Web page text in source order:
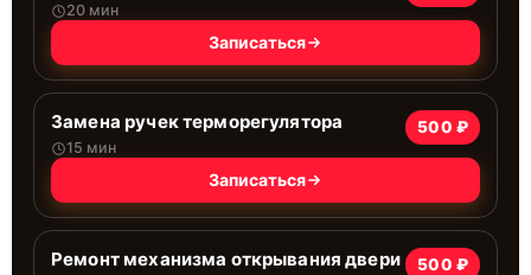
20 мин
Записаться
Замена ручек терморегулятора
15 мин
500 ₽
Записаться
Ремонт механизма открывания двери 500 ₽